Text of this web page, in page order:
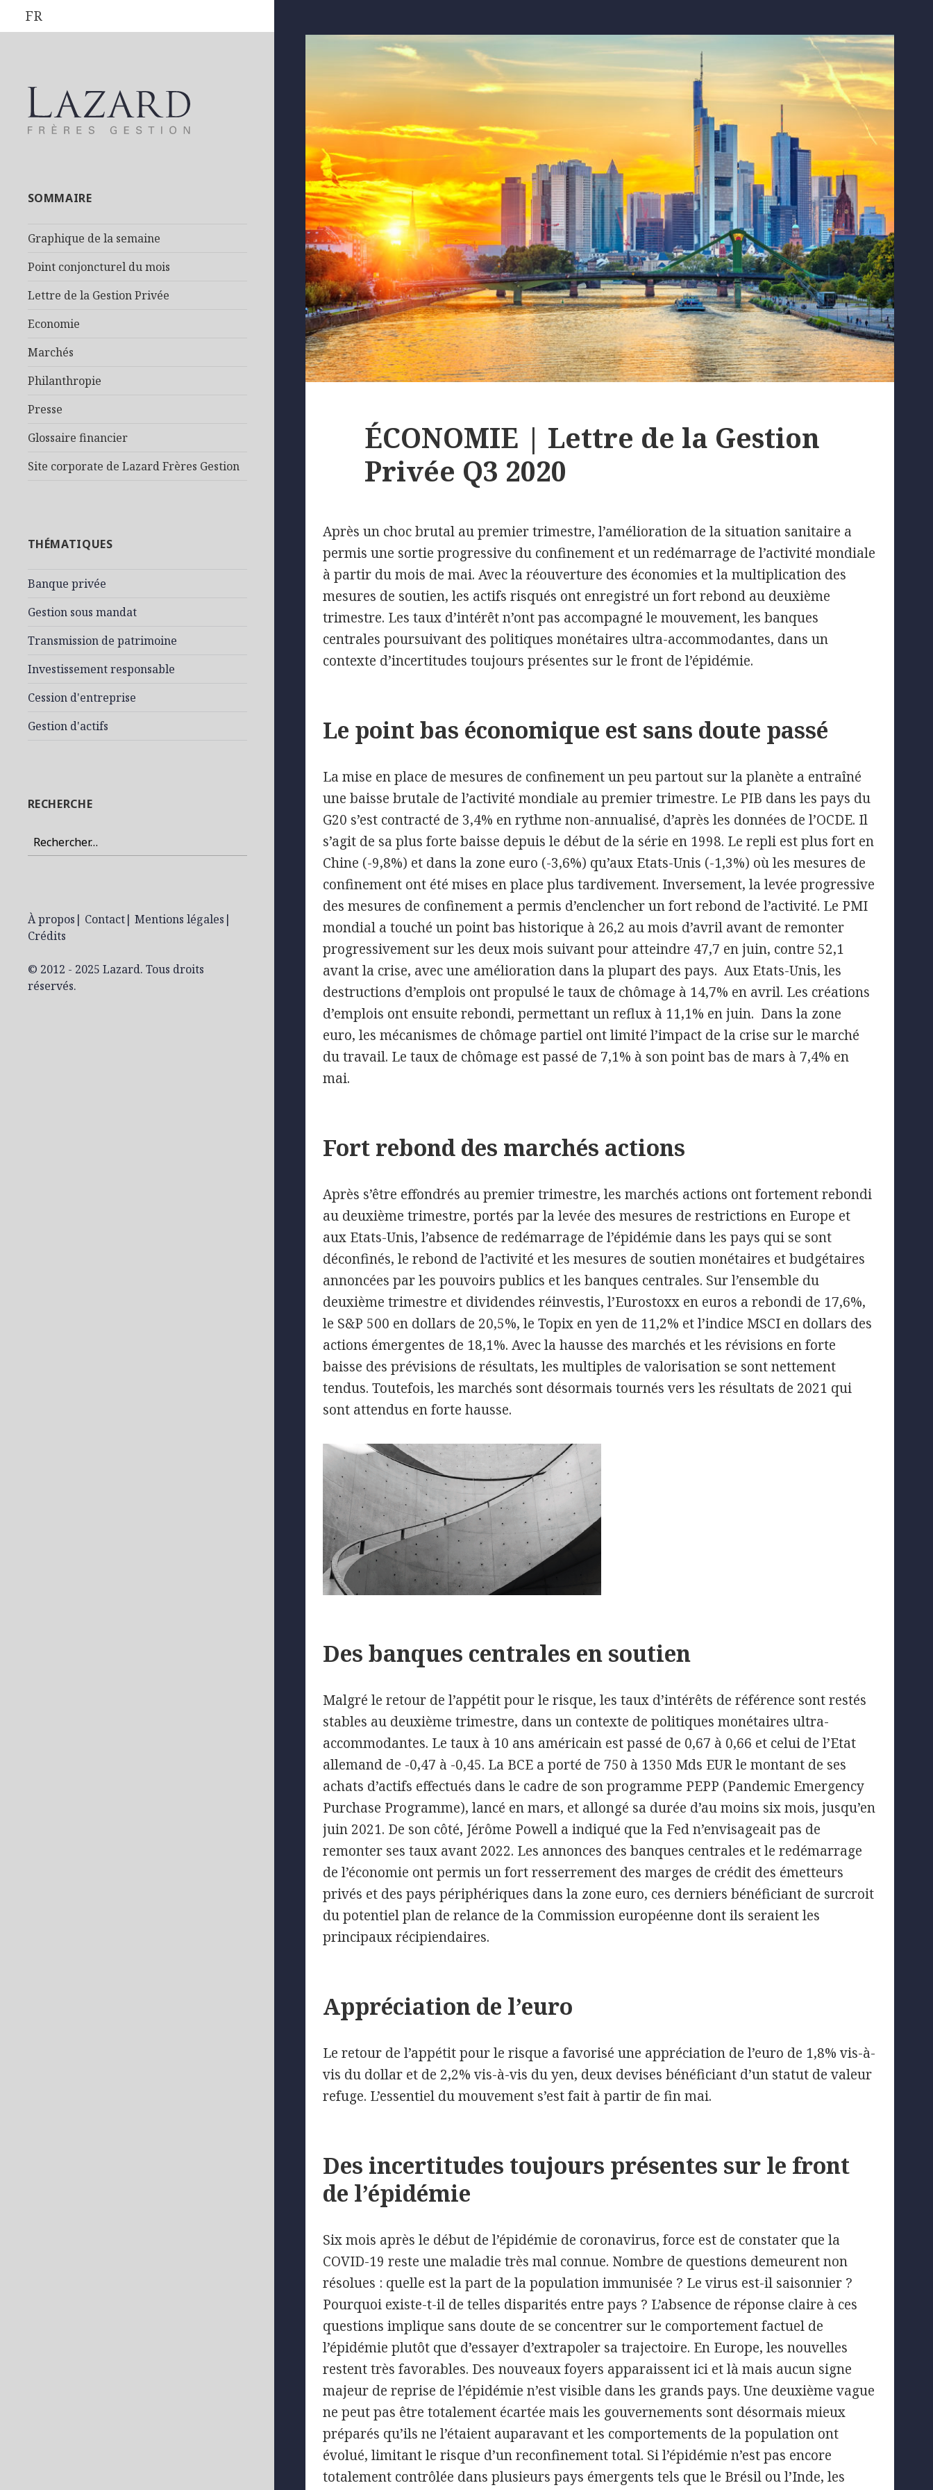
FR
SOMMAIRE
Graphique de la semaine
Point conjoncturel du mois
Lettre de la Gestion Privée
Economie
Marchés
Philanthropie
Presse
Glossaire financier
Site corporate de Lazard Frères Gestion
THÉMATIQUES
Banque privée
Gestion sous mandat
Transmission de patrimoine
Investissement responsable
Cession d'entreprise
Gestion d'actifs
RECHERCHE
Rechercher :
À propos | Contact| Mentions légales |
Crédits
© 2012 - 2025 Lazard. Tous droits
réservés.
ÉCONOMIE | Lettre de la Gestion
Privée Q3 2020
Après un choc brutal au premier trimestre, l’amélioration de la situation sanitaire a
permis une sortie progressive du confinement et un redémarrage de l’activité mondiale
à partir du mois de mai. Avec la réouverture des économies et la multiplication des
mesures de soutien, les actifs risqués ont enregistré un fort rebond au deuxième
trimestre. Les taux d’intérêt n’ont pas accompagné le mouvement, les banques
centrales poursuivant des politiques monétaires ultra-accommodantes, dans un
contexte d’incertitudes toujours présentes sur le front de l’épidémie.
Le point bas économique est sans doute passé
La mise en place de mesures de confinement un peu partout sur la planète a entraîné
une baisse brutale de l’activité mondiale au premier trimestre. Le PIB dans les pays du
G20 s’est contracté de 3,4% en rythme non-annualisé, d’après les données de l’OCDE. Il
s’agit de sa plus forte baisse depuis le début de la série en 1998. Le repli est plus fort en
Chine (-9,8%) et dans la zone euro (-3,6%) qu’aux Etats-Unis (-1,3%) où les mesures de
confinement ont été mises en place plus tardivement. Inversement, la levée progressive
des mesures de confinement a permis d’enclencher un fort rebond de l’activité. Le PMI
mondial a touché un point bas historique à 26,2 au mois d’avril avant de remonter
progressivement sur les deux mois suivant pour atteindre 47,7 en juin, contre 52,1
avant la crise, avec une amélioration dans la plupart des pays. Aux Etats-Unis, les
destructions d’emplois ont propulsé le taux de chômage à 14,7% en avril. Les créations
d’emplois ont ensuite rebondi, permettant un reflux à 11,1% en juin. Dans la zone
euro, les mécanismes de chômage partiel ont limité l’impact de la crise sur le marché
du travail. Le taux de chômage est passé de 7,1% à son point bas de mars à 7,4% en
mai.
Fort rebond des marchés actions
Après s’être effondrés au premier trimestre, les marchés actions ont fortement rebondi
au deuxième trimestre, portés par la levée des mesures de restrictions en Europe et
aux Etats-Unis, l’absence de redémarrage de l’épidémie dans les pays qui se sont
déconfinés, le rebond de l’activité et les mesures de soutien monétaires et budgétaires
annoncées par les pouvoirs publics et les banques centrales. Sur l’ensemble du
deuxième trimestre et dividendes réinvestis, l’Eurostoxx en euros a rebondi de 17,6%,
le S&P 500 en dollars de 20,5%, le Topix en yen de 11,2% et l’indice MSCI en dollars des
actions émergentes de 18,1%. Avec la hausse des marchés et les révisions en forte
baisse des prévisions de résultats, les multiples de valorisation se sont nettement
tendus. Toutefois, les marchés sont désormais tournés vers les résultats de 2021 qui
sont attendus en forte hausse.
Des banques centrales en soutien
Malgré le retour de l’appétit pour le risque, les taux d’intérêts de référence sont restés
stables au deuxième trimestre, dans un contexte de politiques monétaires ultra-
accommodantes. Le taux à 10 ans américain est passé de 0,67 à 0,66 et celui de l’Etat
allemand de -0,47 à -0,45. La BCE a porté de 750 à 1350 Mds EUR le montant de ses
achats d’actifs effectués dans le cadre de son programme PEPP (Pandemic Emergency
Purchase Programme), lancé en mars, et allongé sa durée d’au moins six mois, jusqu’en
juin 2021. De son côté, Jérôme Powell a indiqué que la Fed n’envisageait pas de
remonter ses taux avant 2022. Les annonces des banques centrales et le redémarrage
de l’économie ont permis un fort resserrement des marges de crédit des émetteurs
privés et des pays périphériques dans la zone euro, ces derniers bénéficiant de surcroit
du potentiel plan de relance de la Commission européenne dont ils seraient les
principaux récipiendaires.
Appréciation de l’euro
Le retour de l’appétit pour le risque a favorisé une appréciation de l’euro de 1,8% vis-à-
vis du dollar et de 2,2% vis-à-vis du yen, deux devises bénéficiant d’un statut de valeur
refuge. L’essentiel du mouvement s’est fait à partir de fin mai.
Des incertitudes toujours présentes sur le front
de l’épidémie
Six mois après le début de l’épidémie de coronavirus, force est de constater que la
COVID-19 reste une maladie très mal connue. Nombre de questions demeurent non
résolues : quelle est la part de la population immunisée ? Le virus est-il saisonnier ?
Pourquoi existe-t-il de telles disparités entre pays ? L’absence de réponse claire à ces
questions implique sans doute de se concentrer sur le comportement factuel de
l’épidémie plutôt que d’essayer d’extrapoler sa trajectoire. En Europe, les nouvelles
restent très favorables. Des nouveaux foyers apparaissent ici et là mais aucun signe
majeur de reprise de l’épidémie n’est visible dans les grands pays. Une deuxième vague
ne peut pas être totalement écartée mais les gouvernements sont désormais mieux
préparés qu’ils ne l’étaient auparavant et les comportements de la population ont
évolué, limitant le risque d’un reconfinement total. Si l’épidémie n’est pas encore
totalement contrôlée dans plusieurs pays émergents tels que le Brésil ou l’Inde, les